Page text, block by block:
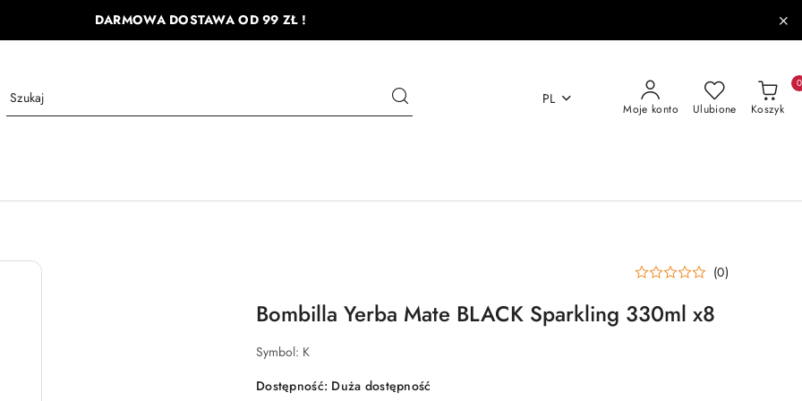
DARMOWA DOSTAWA OD 99 ZŁ !
PL
Moje konto Ulubione Koszyk
0
(0)
Bombilla Yerba Mate BLACK Sparkling 330ml x8
Symbol: K
Dostępność: Duża dostępność